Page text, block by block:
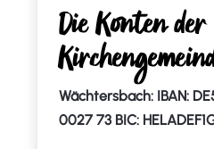
Die Konten der
Wächtersbach: IBAN:
0027 73 BIC: